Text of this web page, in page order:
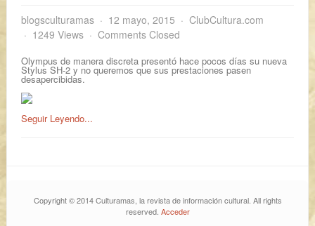
blogsculturamas 12 mayo, 2015
ClubCultura.com
1249 Views
Comments Closed
Olympus de manera discreta presentó hace pocos días su nueva
Stylus SH-2 y no queremos que sus prestaciones pasen
desapercibidas.
Seguir Leyendo...
Copyright © 2014 Culturamas, la revista de información cultural. All rights
reserved. Acceder